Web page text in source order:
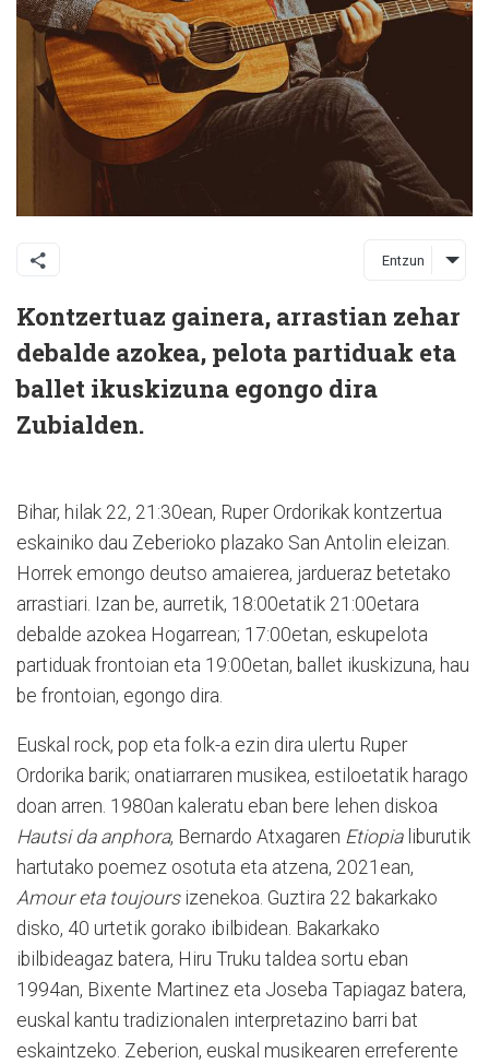
Entzun
Kontzertuaz gainera, arrastian zehar
debalde azokea, pelota partiduak eta
ballet ikuskizuna egongo dira
Zubialden.
Bihar, hilak 22, 21:30ean, Ruper Ordorikak kontzertua
eskainiko dau Zeberioko plazako San Antolin eleizan.
Horrek emongo deutso amaierea, jardueraz betetako
arrastiari. Izan be, aurretik, 18:00etatik 21:00etara
debalde azokea Hogarrean; 17:00etan, eskupelota
partiduak frontoian eta 19:00etan, ballet ikuskizuna, hau
be frontoian, egongo dira.
Euskal rock, pop eta folk-a ezin dira ulertu Ruper
Ordorika barik; onatiarraren musikea, estiloetatik harago
doan arren. 1980an kaleratu eban bere lehen diskoa
Hautsi da anphora, Bernardo Atxagaren Etiopialiburutik
hartutako poemez osotuta eta atzena, 2021ean,
Amour eta toujoursizenekoa. Guztira 22 bakarkako
disko, 40 urtetik gorako ibilbidean. Bakarkako
ibilbideagaz batera, Hiru Truku taldea sortu eban
1994an, Bixente Martinez eta Joseba Tapiagaz batera,
euskal kantu tradizionalen interpretazino barri bat
eskaintzeko. Zeberion, euskal musikearen erreferente